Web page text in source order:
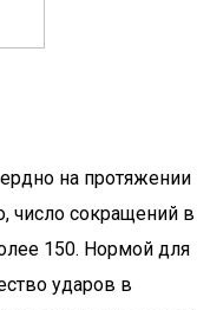
на протяжении
число сокращений в
150. Нормой для
ударов в